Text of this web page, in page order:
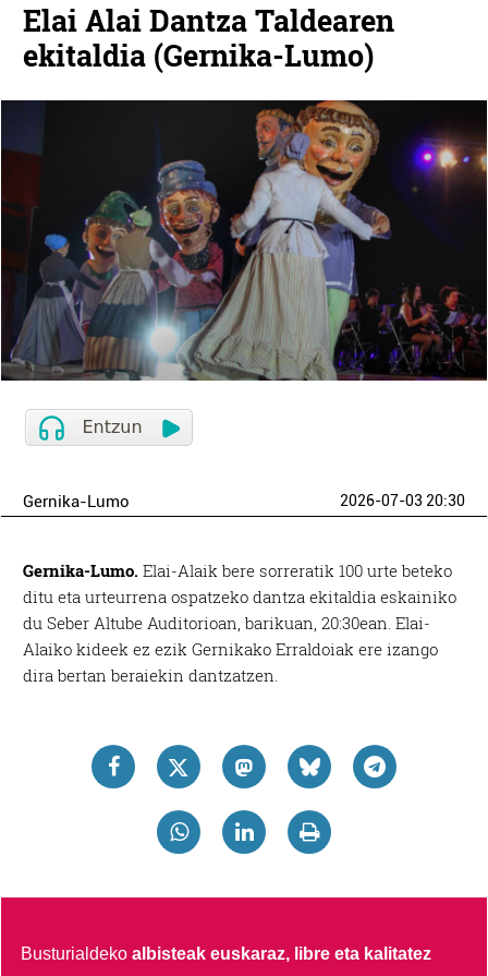
Elai Alai Dantza Taldearen
ekitaldia (Gernika-Lumo)
Gernika-Lumo 2026-07-03 20:30
Gernika-Lumo. Elai-Alaik bere sorreratik 100 urte beteko
ditu eta urteurrena ospatzeko dantza ekitaldia eskainiko
du Seber Altube Auditorioan, barikuan, 20:30ean. Elai-
Alaiko kideek ez ezik Gernikako Erraldoiak ere izango
dira bertan beraiekin dantzatzen.
Busturialdekoalbisteak euskaraz, libre eta kalitatez